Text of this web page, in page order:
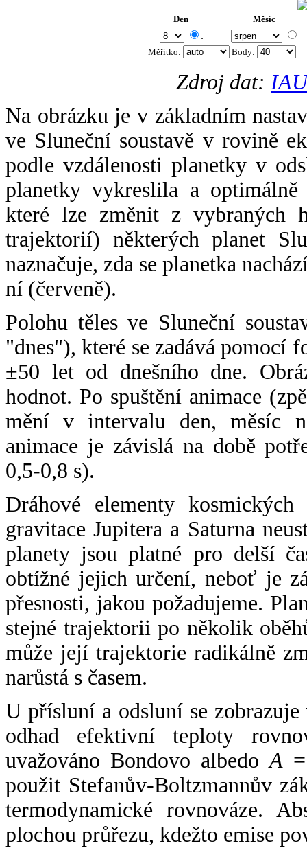
Den Měsíc
.
Měřítko: Body:
Zdroj dat:
Na obrázku je v základním
ve Sluneční soustavě v rovině
podle vzdálenosti planetky v
planetky vykreslila a
které lze změnit z vybraných
trajektorií) některých planet
naznačuje, zda se planetka
ní (červeně).
Polohu těles ve Sluneční
"dnes"), které se zadává pomocí
±50 let od dnešního dne.
hodnot. Po spuštění animace
mění v intervalu den, měsíc
animace je závislá na době
0,5-0,8 s).
Dráhové elementy
gravitace Jupitera a Saturna
planety jsou platné pro delší
obtížné jejich určení, neboť je
přesnosti, jakou požadujeme.
stejné trajektorii po několik
může její trajektorie radikálně
narůstá s časem.
U přísluní a odsluní se
odhad efektivní teploty
uvažováno Bondovo albedoA
použit Stefanův-Boltzmannův
termodynamické rovnováze.
plochou průřezu, kdežto emise